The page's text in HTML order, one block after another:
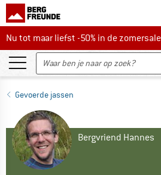
Nu tot maar liefst -50% in de zomersale!
Nu tot maar liefst -50% in de
Gevoerde jassen
Bergvriend Hannes